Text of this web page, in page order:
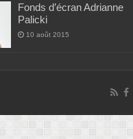
Fonds d’écran Adrianne
Palicki
10 août 2015